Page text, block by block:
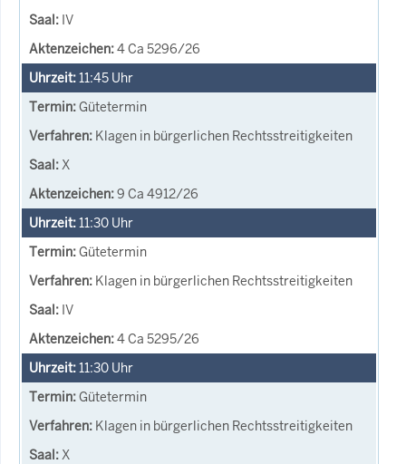
IV
4 Ca 5296/26
11:45 Uhr
Gütetermin
Klagen in bürgerlichen Rechtsstreitigkeiten
X
9 Ca 4912/26
11:30 Uhr
Gütetermin
Klagen in bürgerlichen Rechtsstreitigkeiten
IV
4 Ca 5295/26
11:30 Uhr
Gütetermin
Klagen in bürgerlichen Rechtsstreitigkeiten
X